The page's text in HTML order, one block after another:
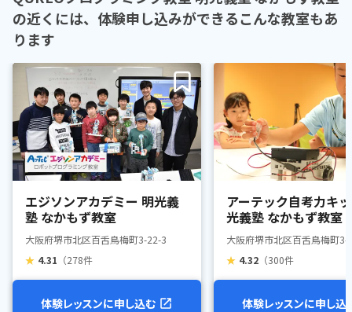
の近くには、体験申し込みができるこんな教室もあ
ります
エジソンアカデミー 明光義
塾 なかもず教室
大阪府堺市北区百舌鳥梅町3-22-3
★ 4.31 （278件
体験レッスンに申し込む
アーテック自考力キ
光義塾 なかもず教室
大阪府堺市北区百舌鳥梅町3-
★ 4.32 （300件
体験レッスンに申し込